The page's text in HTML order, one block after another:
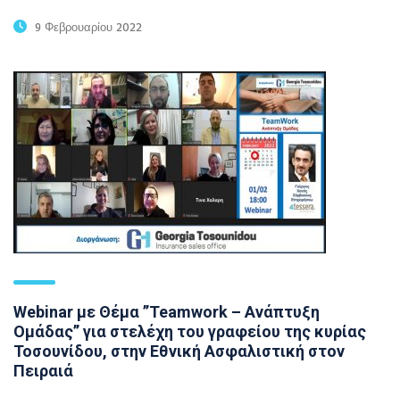
9 Φεβρουαρίου 2022
Webinar με Θέμα ’’Teamwork – Ανάπτυξη
Ομάδας’’ για στελέχη του γραφείου της κυρίας
Τοσουνίδου, στην Εθνική Ασφαλιστική στον
Πειραιά